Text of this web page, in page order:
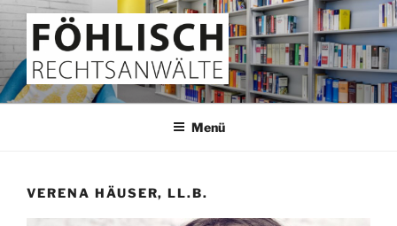
Zum
Inhalt
springen
FÖHLISCH
Rechtsanwälte
Menü
VERENA HÄUSER, LL.B.